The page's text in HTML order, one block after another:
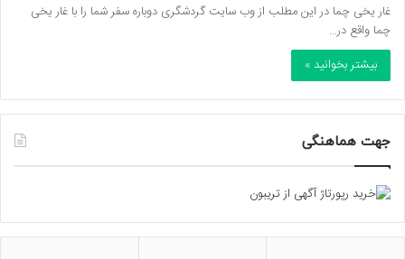
غار یخی چما در این مطلب از وب سایت گردشگری دوباره سفر شما را با غار یخی
چما واقع در…
بیشتر بخوانید »
جهت هماهنگی